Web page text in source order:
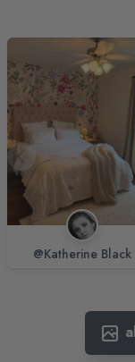
@Katherine Black